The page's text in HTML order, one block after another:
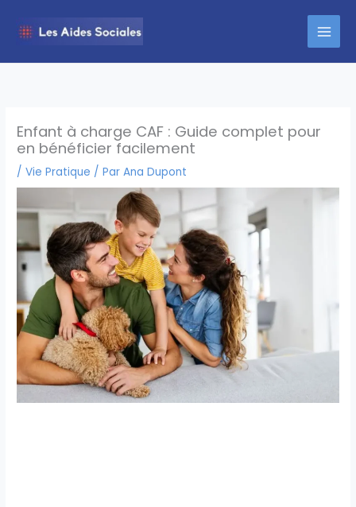
Enfant à charge CAF : Guide complet pour
en bénéficier facilement
/Vie Pratique / ParAna Dupont